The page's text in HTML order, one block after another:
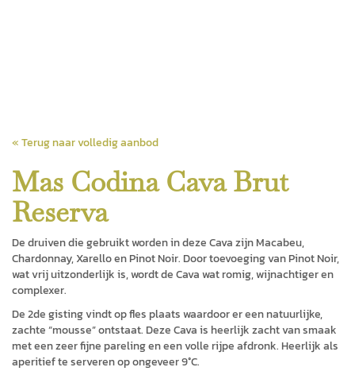
« Terug naar volledig aanbod
Mas Codina Cava Brut
Reserva
De druiven die gebruikt worden in deze Cava zijn Macabeu,
Chardonnay, Xarello en Pinot Noir. Door toevoeging van Pinot Noir,
wat vrij uitzonderlijk is, wordt de Cava wat romig, wijnachtiger en
complexer.
De 2de gisting vindt op fles plaats waardoor er een natuurlijke,
zachte “mousse” ontstaat. Deze Cava is heerlijk zacht van smaak
met een zeer fijne pareling en een volle rijpe afdronk. Heerlijk als
aperitief te serveren op ongeveer 9°C.